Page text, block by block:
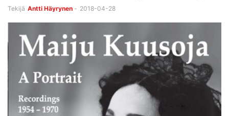
Tekijä Antti Häyrynen - 2018-04-28